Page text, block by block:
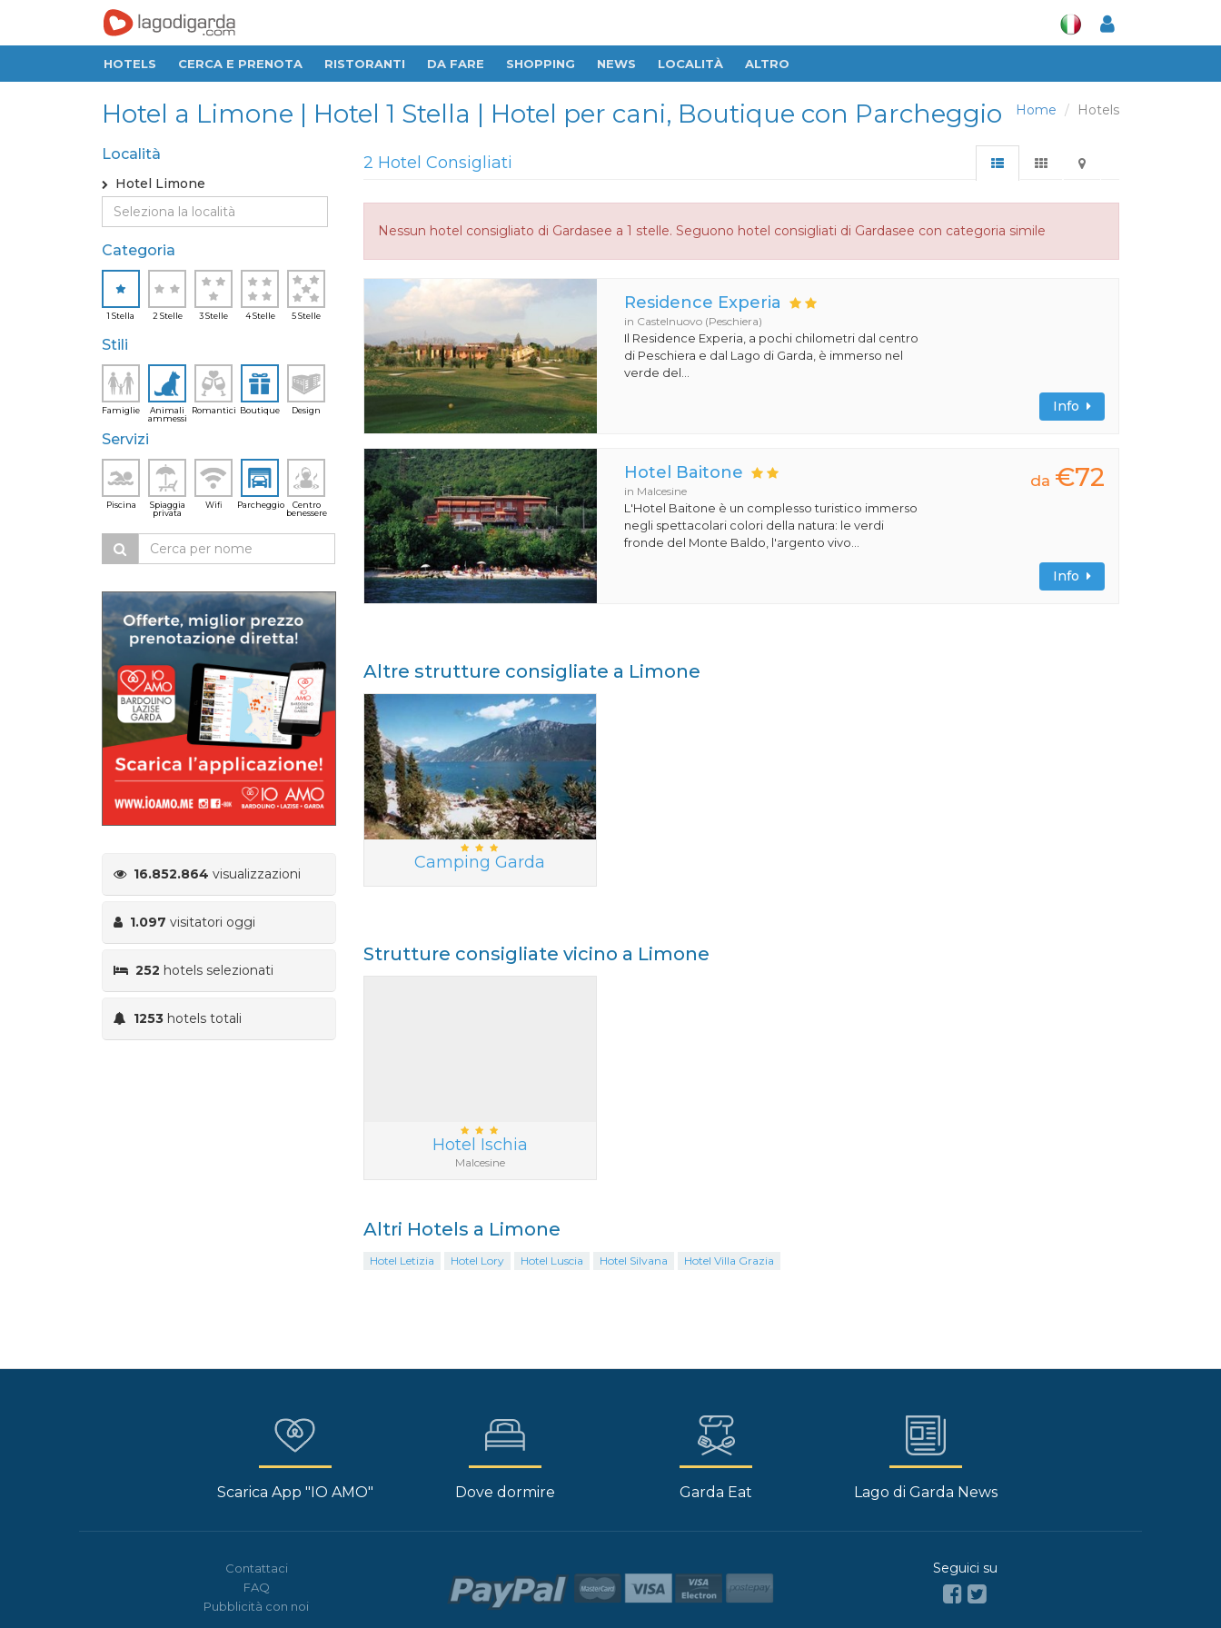
HOTELS CERCA E PRENOTA RISTORANTI DA FARE SHOPPING NEWS LOCALITÀ ALTRO
Home Hotels
Hotel a Limone | Hotel 1 Stella | Hotel per cani, Boutique con Parcheggio
Località
Hotel Limone
Categoria
1 Stella 2 Stelle 3 Stelle 4 Stelle 5 Stelle
Stili
Famiglie
Animali
ammessi
Romantici Boutique Design
Servizi
Piscina
Spiaggia
privata
Wifi Parcheggio
Centro
benessere
16.852.864 visualizzazioni
1.097 visitatori oggi
252 hotels selezionati
1253 hotels totali
2 Hotel Consigliati
Nessun hotel consigliato di Gardasee a 1 stelle. Seguono hotel consigliati di Gardasee con categoria simile
Residence Experia
in Castelnuovo (Peschiera)
Il Residence Experia, a pochi chilometri dal centro
di Peschiera e dal Lago di Garda, è immerso nel
verde del...
Info
Hotel Baitone
in Malcesine
L'Hotel Baitone è un complesso turistico immerso
negli spettacolari colori della natura: le verdi
fronde del Monte Baldo, l'argento vivo...
da €72
Info
Altre strutture consigliate a Limone
Camping Garda
Strutture consigliate vicino a Limone
Hotel Ischia
Malcesine
Altri Hotels a Limone
Hotel Letizia Hotel Lory Hotel Luscia Hotel Silvana Hotel Villa Grazia
Scarica App "IO AMO" Dove dormire Garda Eat Lago di Garda News
Contattaci
FAQ
Pubblicità con noi
Seguici su